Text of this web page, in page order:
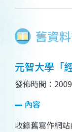
舊資
元智大學「
發佈時間：
內容
收錄舊寫作網